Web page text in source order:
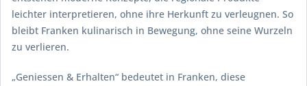
leichter interpretieren, ohne ihre Herkunft zu verleugnen. So
bleibt Franken kulinarisch in Bewegung, ohne seine Wurzeln
zu verlieren.
„Geniessen & Erhalten“ bedeutet in Franken, diese